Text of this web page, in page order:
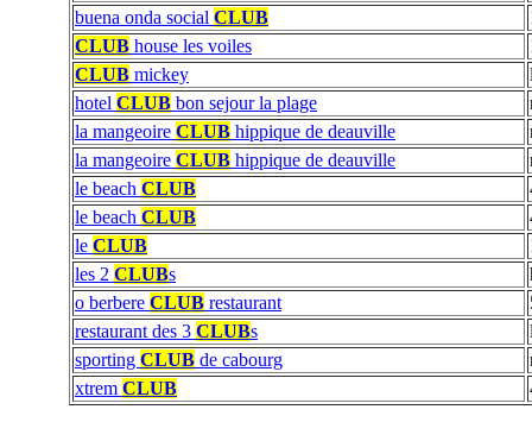
buena onda social CLUB
CLUB house les voiles
CLUB mickey
hotel CLUB bon sejour la plage
la mangeoire CLUB hippique de deauville
la mangeoire CLUB hippique de deauville
le beach CLUB
le beach CLUB
le CLUB
les 2 CLUBs
o berbere CLUB restaurant
restaurant des 3 CLUBs
sporting CLUB de cabourg
xtrem CLUB